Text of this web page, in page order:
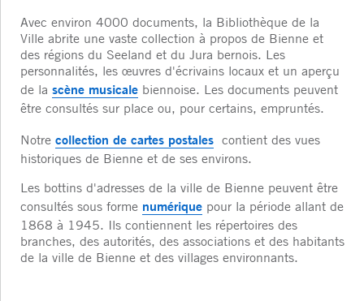
Avec environ 4000 documents, la Bibliothèque de la
Ville abrite une vaste collection à propos de Bienne et
des régions du Seeland et du Jura bernois. Les
personnalités, les œuvres d'écrivains locaux et un aperçu
de la scène musicale biennoise. Les documents peuvent
être consultés sur place ou, pour certains, empruntés.
Notre collection de cartes postales contient des vues
historiques de Bienne et de ses environs.
Les bottins d'adresses de la ville de Bienne peuvent être
consultés sous forme numérique pour la période allant de
1868 à 1945. Ils contiennent les répertoires des
branches, des autorités, des associations et des habitants
de la ville de Bienne et des villages environnants.